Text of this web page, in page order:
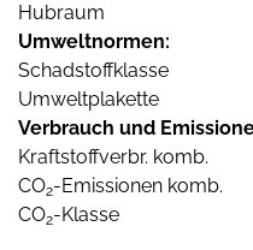
Hubraum
Umweltnormen:
Schadstoffklasse
Umweltplakette
Verbrauch und
Kraftstoffverbr. komb.
CO2-Emissionen komb.
CO2-Klasse